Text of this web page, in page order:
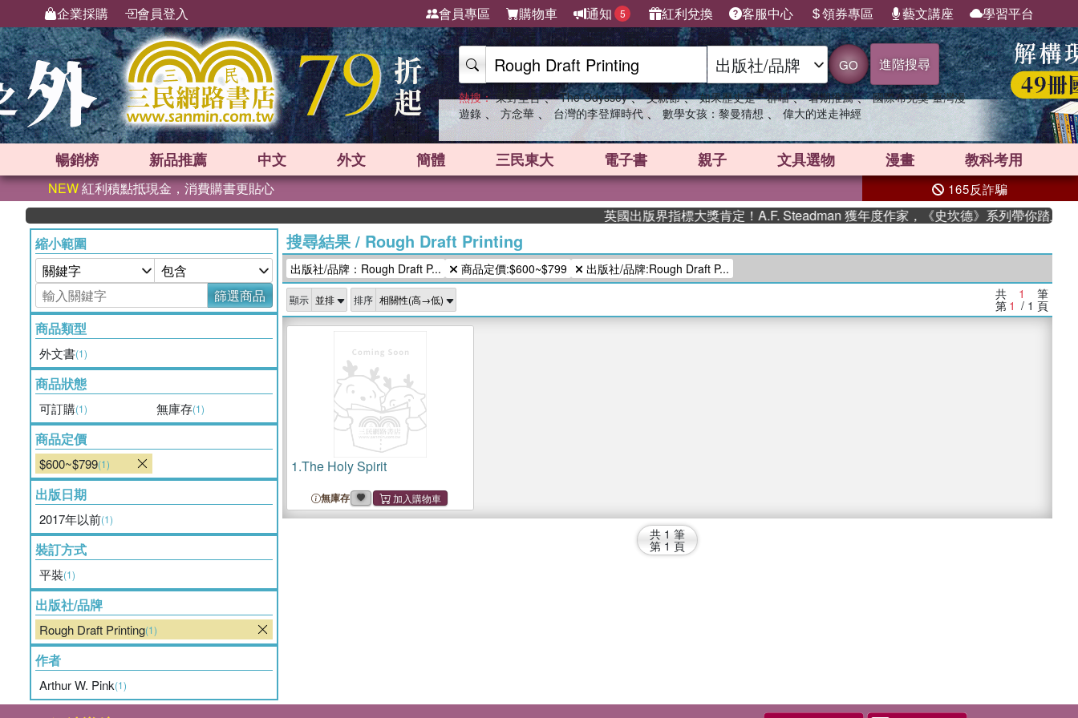
企業採購 會員登入 會員專區 購物車 通知 5 紅利兌換 客服中心 領券專區 藝文講座 學習平台
GO 進階搜尋
熱搜： 東野圭吾 、 The Odyssey 、 父親節 、 如果歷史是一群喵 、 暑期推薦 、 國際布克獎 臺灣漫
遊錄 、 方念華 、 台灣的李登輝時代 、 數學女孩：黎曼猜想 、 偉大的迷走神經
暢銷榜 新品推薦 中文 外文 簡體 三民東大 電子書 親子 文具選物 漫畫 教科考用
NEW紅利積點抵現金，消費購書更貼心 165反詐騙
英國出版界指標大獎肯定！A.F. Steadman 獲年度作家，《史坎德》系列帶你踏上熱血
縮小範圍
篩選商品
商品類型
外文書(1)
商品狀態
可訂購(1) 無庫存(1)
商品定價
$600~$799(1)
出版日期
2017年以前(1)
裝訂方式
平裝(1)
出版社/品牌
Rough Draft Printing(1)
作者
Arthur W. Pink(1)
搜尋結果/ Rough Draft Printing
出版社/品牌：Rough Draft P... 商品定價:$600~$799 出版社/品牌:Rough Draft P...
顯示 排序 共 1 筆
第 1 / 1 頁
1.The Holy Spirit
無庫存
共 1 筆
第 1 頁